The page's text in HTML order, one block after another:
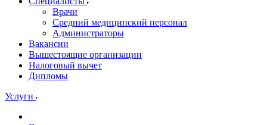
Врачи
Средний медицинский персонал
Администраторы
Вакансии
Вышестоящие организации
Налоговый вычет
Дипломы
Услуги